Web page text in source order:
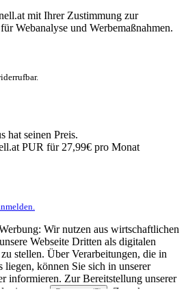
mit Ihrer Zustimmung zur
Webanalyse und Werbemaßnahmen.
hat seinen Preis.
PUR für 27,99€ pro Monat
Wir nutzen aus wirtschaftlichen
Webseite Dritten als digitalen
stellen. Über Verarbeitungen, die in
können Sie sich in unserer
informieren. Zur Bereitstellung unserer
von
Partnern (5)
. Zwecke: